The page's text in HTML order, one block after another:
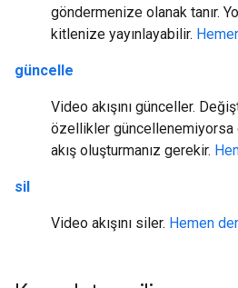
göndermenize olanak tanır.
kitlenize yayınlayabilir.
güncelle
Video akışını günceller.
özellikler güncellenemiyorsa
akış oluşturmanız gerekir.
sil
Video akışını siler. Hemen